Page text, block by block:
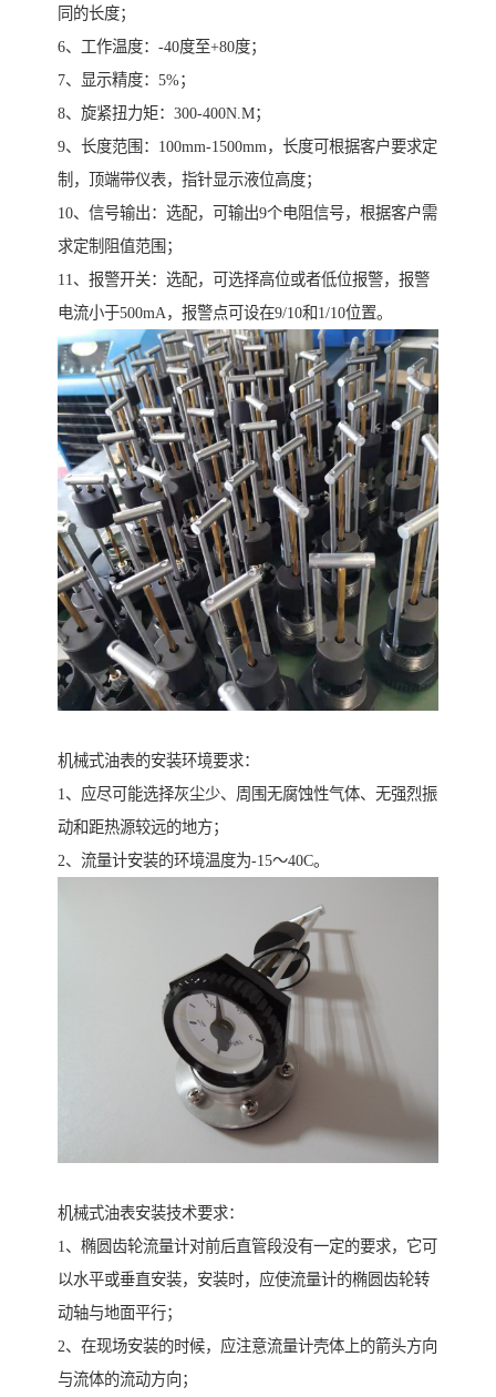
同的长度；
6、工作温度：-40度至+80度；
7、显示精度：5%；
8、旋紧扭力矩：300-400N.M；
9、长度范围：100mm-1500mm，长度可根据客户要求定
制，顶端带仪表，指针显示液位高度；
10、信号输出：选配，可输出9个电阻信号，根据客户需
求定制阻值范围；
11、报警开关：选配，可选择高位或者低位报警，报警
电流小于500mA，报警点可设在9/10和1/10位置。
机械式油表的安装环境要求：
1、应尽可能选择灰尘少、周围无腐蚀性气体、无强烈振
动和距热源较远的地方；
2、流量计安装的环境温度为-15～40C。
机械式油表安装技术要求：
1、椭圆齿轮流量计对前后直管段没有一定的要求，它可
以水平或垂直安装，安装时，应使流量计的椭圆齿轮转
动轴与地面平行；
2、在现场安装的时候，应注意流量计壳体上的箭头方向
与流体的流动方向；